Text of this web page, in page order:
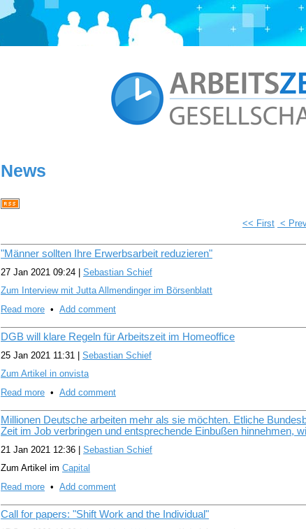
News
<< First <
"Männer sollten Ihre Erwerbsarbeit reduzieren"
27 Jan 2021 09:24
Sebastian Schief
Zum Interview mit Jutta Allmendinger im Börsenblatt
Read more • Add comment
DGB will klare Regeln für Arbeitszeit im Homeoffice
25 Jan 2021 11:31
Sebastian Schief
Zum Artikel in onvista
Read more • Add comment
Millionen Deutsche arbeiten mehr als sie möchten. Etliche
Zeit im Job verbringen und entsprechende Einbußen hinnehmen,
21 Jan 2021 12:36
Sebastian Schief
Zum Artikel im Capital
Read more • Add comment
Call for papers: "Shift Work and the Individual"